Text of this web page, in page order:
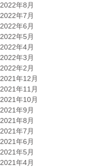
2022年8月
2022年7月
2022年6月
2022年5月
2022年4月
2022年3月
2022年2月
2021年12月
2021年11月
2021年10月
2021年9月
2021年8月
2021年7月
2021年6月
2021年5月
2021年4月